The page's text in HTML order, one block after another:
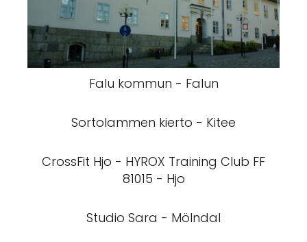
Falu kommun - Falun
Sortolammen kierto - Kitee
CrossFit Hjo - HYROX Training Club FF
81015 - Hjo
Studio Sara - Mölndal